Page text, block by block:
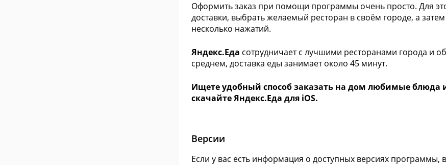
Оформить заказ при помощи программы очень просто. Для
доставки, выбрать желаемый ресторан в своём городе, а
несколько нажатий.
Яндекс.Еда сотрудничает с лучшими ресторанами города и
среднем, доставка еды занимает около 45 минут.
Ищете удобный способ заказать на дом любимые блюда
скачайте Яндекс.Еда для iOS.
Версии
Если у вас есть информация о доступных версиях программы,